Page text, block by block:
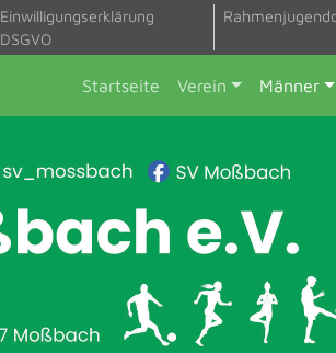
Einwilligungserklärung
DSGVO
Startseite Verein Männer